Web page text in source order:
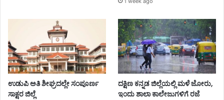
ಉಡುಪಿ ಅತಿ ಶೀಘ್ರದಲ್ಲೇ ಸಂಪೂರ್ಣ
ಸಾಕ್ಷರ ಜಿಲ್ಲೆ
ದಕ್ಷಿಣ ಕನ್ನಡ ಜಿಲ್ಲೆಯಲ್ಲಿ ಮಳೆ ಜೋರು,
ಇಂದು ಶಾಲಾ ಕಾಲೇಜುಗಳಿಗೆ ರಜೆ